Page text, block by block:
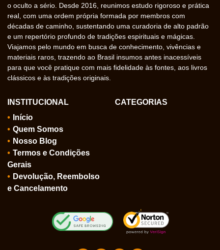
o oculto a sério. Desde 2016, reunimos estudo rigoroso e prática
real, com uma ordem própria formada por membros com
décadas de caminho, sustentando uma curadoria de alto padrão
e um repertório profundo de tradições espirituais e mágicas.
Viajamos pelo mundo em busca de conhecimento, vivências e
materiais raros, trazendo ao Brasil insumos antes inacessíveis
para que você pratique com mais fidelidade às fontes, aos livros
clássicos e às tradições originais.
INSTITUCIONAL
Início
Quem Somos
Nosso Blog
Termos e Condições
Gerais
Devolução, Reembolso
e Cancelamento
CATEGORIAS